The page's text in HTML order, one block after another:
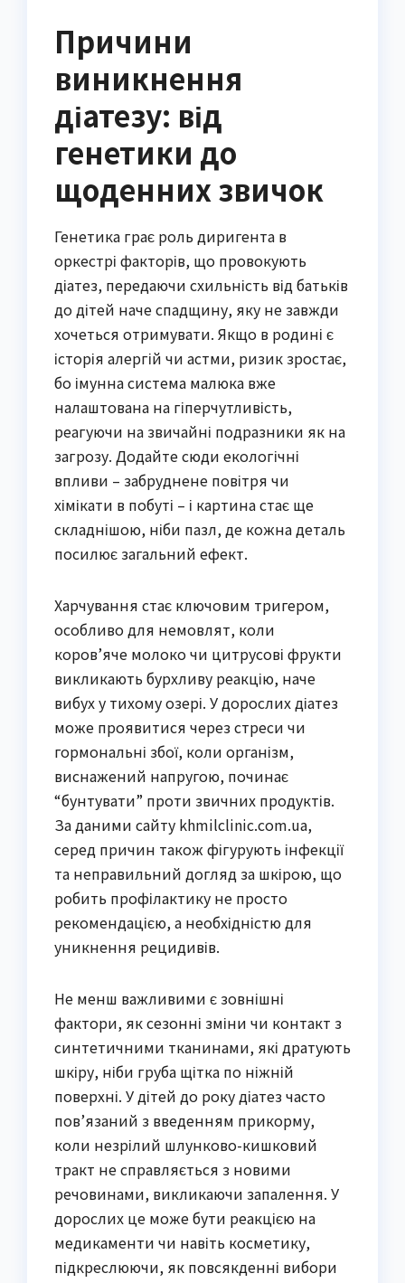
Причини
виникнення
діатезу: від
генетики до
щоденних звичок
Генетика грає роль диригента в
оркестрі факторів, що провокують
діатез, передаючи схильність від батьків
до дітей наче спадщину, яку не завжди
хочеться отримувати. Якщо в родині є
історія алергій чи астми, ризик зростає,
бо імунна система малюка вже
налаштована на гіперчутливість,
реагуючи на звичайні подразники як на
загрозу. Додайте сюди екологічні
впливи – забруднене повітря чи
хімікати в побуті – і картина стає ще
складнішою, ніби пазл, де кожна деталь
посилює загальний ефект.
Харчування стає ключовим тригером,
особливо для немовлят, коли
коров’яче молоко чи цитрусові фрукти
викликають бурхливу реакцію, наче
вибух у тихому озері. У дорослих діатез
може проявитися через стреси чи
гормональні збої, коли організм,
виснажений напругою, починає
“бунтувати” проти звичних продуктів.
За даними сайту khmilclinic.com.ua,
серед причин також фігурують інфекції
та неправильний догляд за шкірою, що
робить профілактику не просто
рекомендацією, а необхідністю для
уникнення рецидивів.
Не менш важливими є зовнішні
фактори, як сезонні зміни чи контакт з
синтетичними тканинами, які дратують
шкіру, ніби груба щітка по ніжній
поверхні. У дітей до року діатез часто
пов’язаний з введенням прикорму,
коли незрілий шлунково-кишковий
тракт не справляється з новими
речовинами, викликаючи запалення. У
дорослих це може бути реакцією на
медикаменти чи навіть косметику,
підкреслюючи, як повсякденні вибори